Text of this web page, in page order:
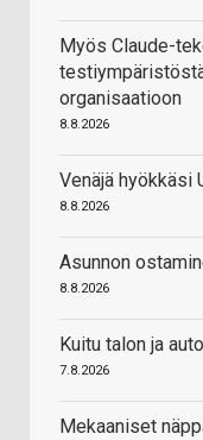
Myös Claude-
organisaatioon
8.8.2026
Venäjä hyökkäsi
8.8.2026
Asunnon
8.8.2026
Kuitu talon ja
7.8.2026
Mekaaniset